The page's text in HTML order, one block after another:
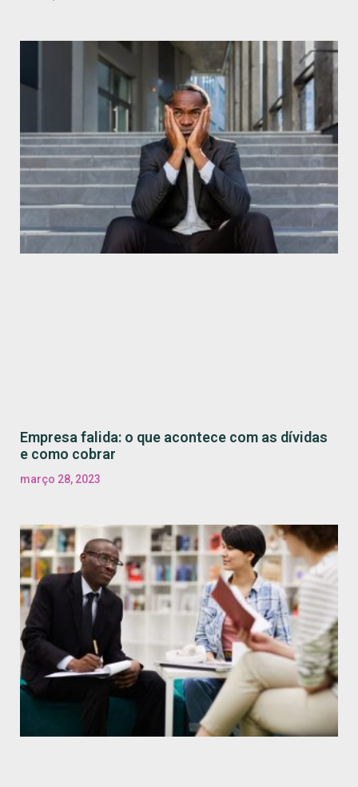
Empresa falida: o que acontece com as dívidas
e como cobrar
março 28, 2023